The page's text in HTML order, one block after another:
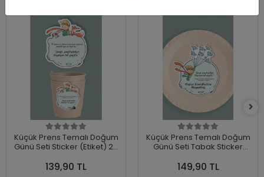
Küçük Prens Temalı Doğum
Günü Seti Sticker (Etiket) 20
139,90 TL
Küçük Prens Temalı Doğum
Günü Seti Tabak Sticker
149,90 TL